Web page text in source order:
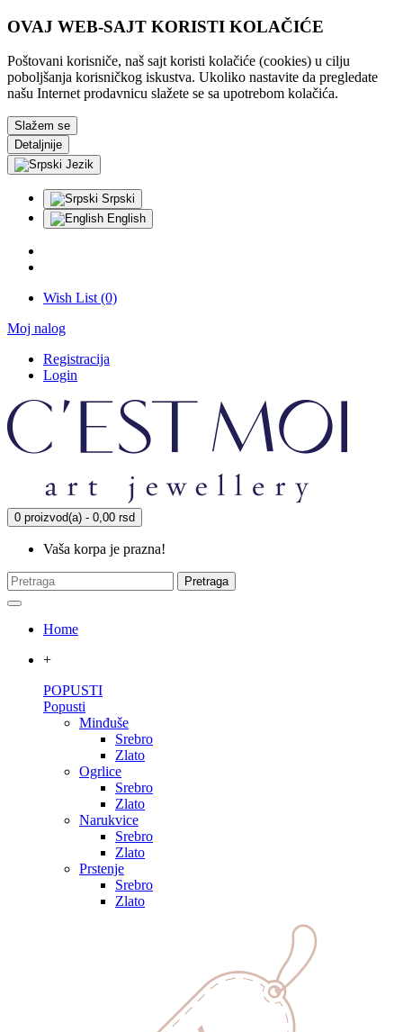
OVAJ WEB-SAJT KORISTI KOLAČIĆE
Poštovani korisniče, naš sajt koristi kolačiće (cookies) u cilju
poboljšanja korisničkog iskustva. Ukoliko nastavite da pregledate
našu Internet prodavnicu slažete se sa upotrebom kolačića.
Slažem se
Detaljnije
Jezik
Srpski
English
Wish List (0)
Moj nalog
Registracija
Login
0 proizvod(a) - 0,00 rsd
Vaša korpa je prazna!
Pretraga
Home
+
POPUSTI
Popusti
Minđuše
Srebro
Zlato
Ogrlice
Srebro
Zlato
Narukvice
Srebro
Zlato
Prstenje
Srebro
Zlato